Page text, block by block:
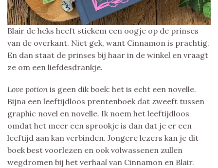
Blair de heks heeft stiekem een oogje op de prinses
van de overkant. Niet gek, want Cinnamon is prachtig.
En dan staat de prinses bij haar in de winkel en vraagt
ze om een liefdesdrankje.
Love potion is geen dik boek: het is echt een novelle.
Bijna een leeftijdloos prentenboek dat zweeft tussen
graphic novel en novelle. Ik noem het leeftijdloos
omdat het meer een sprookje is dan dat je er een
leeftijd aan kan verbinden. Jongere lezers kan je dit
boek best voorlezen en ook volwassenen zullen
wegdromen bij het verhaal van Cinnamon en Blair.